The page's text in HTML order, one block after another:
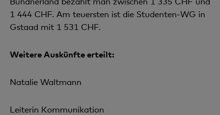
1 444 CHF. Am teuersten ist die Studenten-WG in
Gstaad mit 1 531 CHF.
Weitere Auskünfte erteilt:
Natalie Waltmann
Leiterin Kommunikation